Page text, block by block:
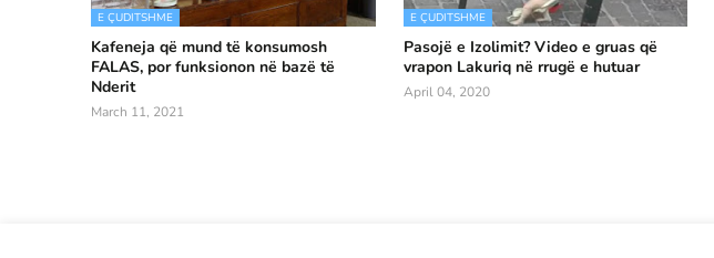
E ÇUDITSHME
Kafeneja që mund të konsumosh
FALAS, por funksionon në bazë të
Nderit
March 11, 2021
E ÇUDITSHME
Pasojë e Izolimit? Video e gruas që
vrapon Lakuriq në rrugë e hutuar
April 04, 2020